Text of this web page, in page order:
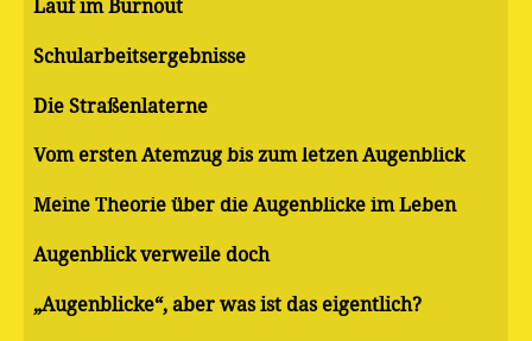
Lauf im Burnout
Schularbeitsergebnisse
Die Straßenlaterne
Vom ersten Atemzug bis zum letzen Augenblick
Meine Theorie über die Augenblicke im Leben
Augenblick verweile doch
„Augenblicke“, aber was ist das eigentlich?